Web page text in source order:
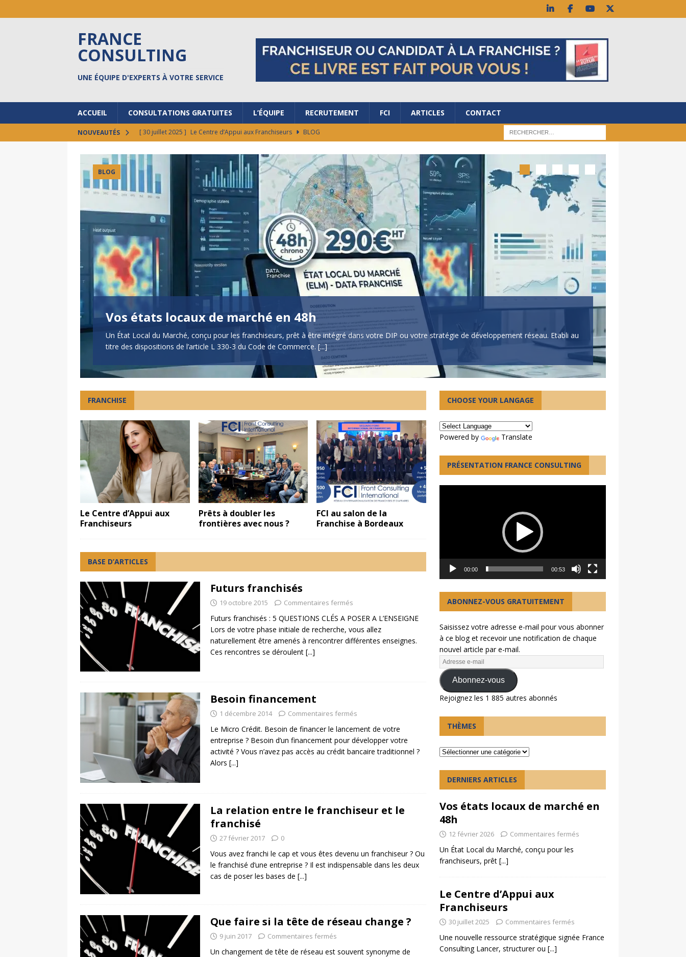
FRANCE
CONSULTING
UNE ÉQUIPE D'EXPERTS À VOTRE SERVICE
ACCUEIL CONSULTATIONS GRATUITES L’ÉQUIPE RECRUTEMENT FCI ARTICLES CONTACT
NOUVEAUTÉS [ 30 juillet 2025 ] Le Centre d’Appui aux Franchiseurs
BLOG
[ 30 septembre 2024 ]
FCI au salon de la Franchise à Bordeaux
BLOG
[ 17 septembre 2024 ] 8 BONNES RAISONS DE REJOINDRE LA FRANCHISE AG+ ÉNERGIES !
ACTUALITÉS
[ 12 février 2026 ]
Vos états locaux de marché en 48h BLOG
BLOG
Vos états locaux de marché en 48h
Un État Local du Marché, conçu pour les franchiseurs, prêt à être intégré dans votre DIP ou votre stratégie de développement réseau. Etabli au
titre des dispositions de l’article L 330-3 du Code de Commerce. [...]
FRANCHISE
Le Centre d’Appui aux
Franchiseurs
Prêts à doubler les
frontières avec nous ?
FCI au salon de la
Franchise à Bordeaux
BASE D’ARTICLES
Futurs franchisés
19 octobre 2015 Commentaires fermés
Futurs franchisés : 5 QUESTIONS CLÉS A POSER A L’ENSEIGNE
Lors de votre phase initiale de recherche, vous allez
naturellement être amenés à rencontrer différentes enseignes.
Ces rencontres se déroulent [...]
Besoin financement
1 décembre 2014 Commentaires fermés
Le Micro Crédit. Besoin de financer le lancement de votre
entreprise ? Besoin d’un financement pour développer votre
activité ? Vous n’avez pas accès au crédit bancaire traditionnel ?
Alors [...]
La relation entre le franchiseur et le
franchisé
27 février 2017 0
Vous avez franchi le cap et vous êtes devenu un franchiseur ? Ou
le franchisé d’une entreprise ? Il est indispensable dans les deux
cas de poser les bases de [...]
Que faire si la tête de réseau change ?
9 juin 2017 Commentaires fermés
Un changement de tête de réseau est souvent synonyme de
CHOOSE YOUR LANGAGE
Powered by Translate
PRÉSENTATION FRANCE CONSULTING
00:00 00:53
ABONNEZ-VOUS GRATUITEMENT
Saisissez votre adresse e-mail pour vous abonner
à ce blog et recevoir une notification de chaque
nouvel article par e-mail.
Abonnez-vous
Rejoignez les 1 885 autres abonnés
THÈMES
DERNIERS ARTICLES
Vos états locaux de marché en
48h
12 février 2026 Commentaires fermés
Un État Local du Marché, conçu pour les
franchiseurs, prêt [...]
Le Centre d’Appui aux
Franchiseurs
30 juillet 2025 Commentaires fermés
Une nouvelle ressource stratégique signée France
Consulting Lancer, structurer ou [...]